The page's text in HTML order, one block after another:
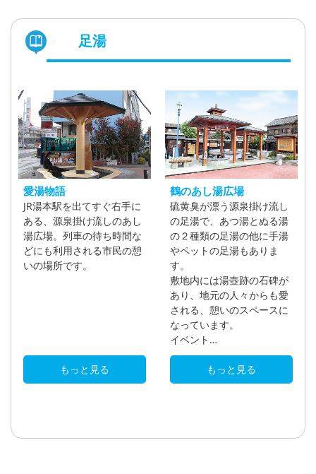
足湯
愛湯物語
JR湯本駅を出てすぐ右手に
ある、源泉掛け流しのあし
湯広場。列車の待ち時間な
どにも利用される市民の憩
いの場所です。
もっと見る
鶴のあし湯広場
硫黄臭が漂う源泉掛け流し
の足湯で、あつ湯とぬる湯
の２種類の足湯の他に手湯
やペットの足湯もありま
す。
敷地内には湯壺跡の石碑が
あり、地元の人々からも愛
される、憩いのスペースに
なっています。
イベント…
もっと見る